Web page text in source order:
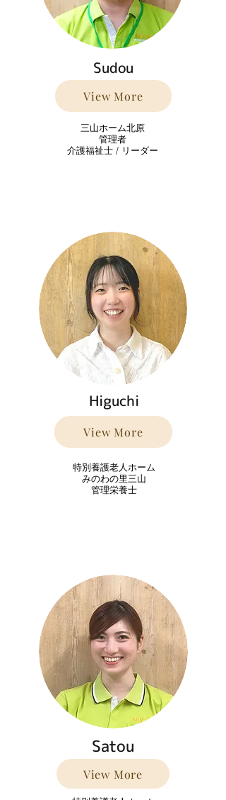
Sudou
View More
三山ホーム北原
管理者
介護福祉士 / リーダー
Higuchi
View More
特別養護老人ホーム
みのわの里三山
​管理栄養士
Satou
View More